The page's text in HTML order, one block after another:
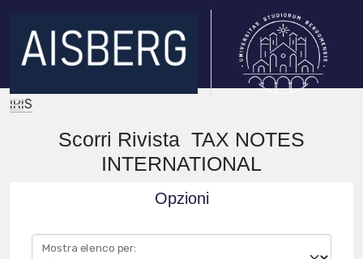
IRIS
Scorri Rivista TAX NOTES
INTERNATIONAL
Opzioni
Mostra elenco per: